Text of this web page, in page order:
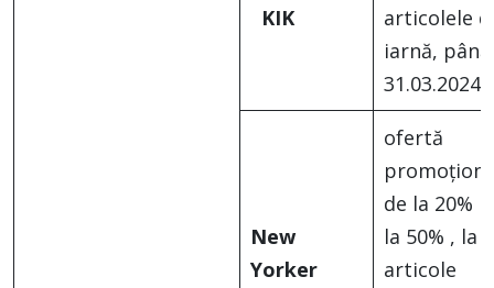
KIK
articolele
iarnă,
31.03.2024
New
Yorker
ofertă
de la 20%
la 50% , la
articole